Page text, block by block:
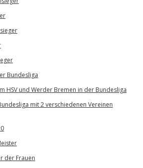
Bundesliga
HSV und Werder Bremen in der Bundesliga
mit 2 verschiedenen Vereinen
der Frauen